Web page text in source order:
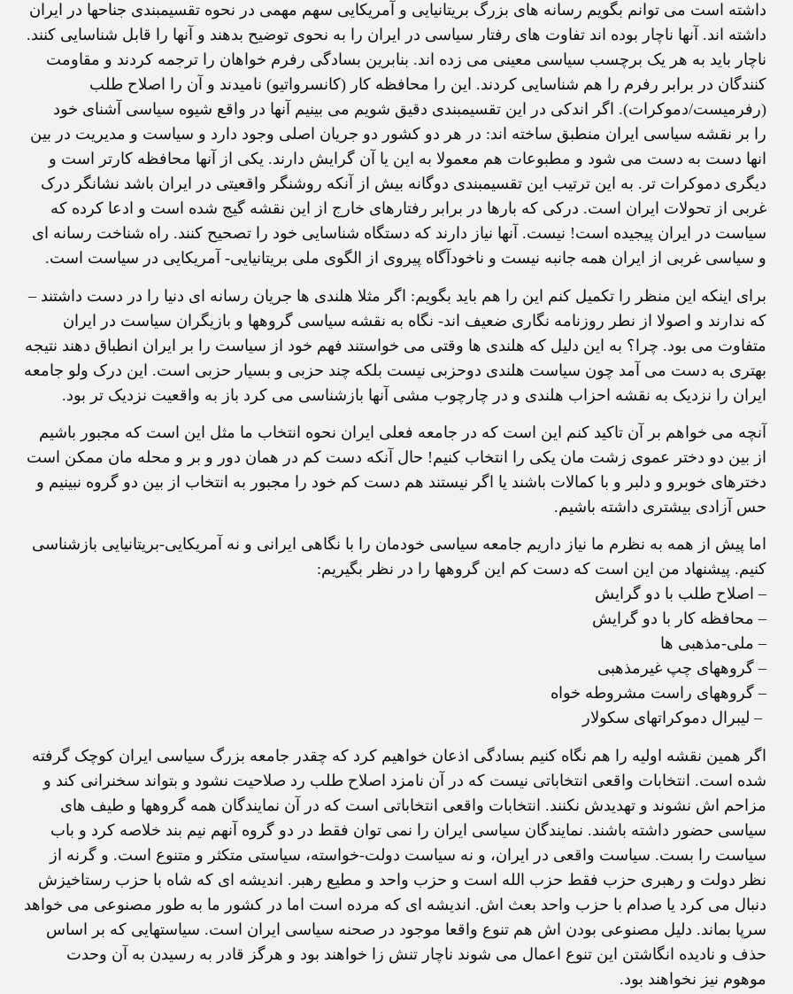
داشته است می توانم بگویم رسانه های بزرگ بریتانیایی و آمریکایی سهم مهمی در نحوه تقسیمبندی جناحها در ایران
داشته اند. آنها ناچار بوده اند تفاوت های رفتار سیاسی در ایران را به نحوی توضیح بدهند و آنها را قابل شناسایی کنند.
ناچار باید به هر یک برچسب سیاسی معینی می زده اند. بنابرین بسادگی رفرم خواهان را ترجمه کردند و مقاومت
کنندگان در برابر رفرم را هم شناسایی کردند. این را محافظه کار (کانسرواتیو) نامیدند و آن را اصلاح طلب
(رفرمیست/دموکرات). اگر اندکی در این تقسیمبندی دقیق شویم می بینیم آنها در واقع شیوه سیاسی آشنای خود
را بر نقشه سیاسی ایران منطبق ساخته اند: در هر دو کشور دو جریان اصلی وجود دارد و سیاست و مدیریت در بین
انها دست به دست می شود و مطبوعات هم معمولا به این یا آن گرایش دارند. یکی از آنها محافظه کارتر است و
دیگری دموکرات تر. به این ترتیب این تقسیمبندی دوگانه بیش از آنکه روشنگر واقعیتی در ایران باشد نشانگر درک
غربی از تحولات ایران است. درکی که بارها در برابر رفتارهای خارج از این نقشه گیج شده است و ادعا کرده که
سیاست در ایران پیجیده است! نیست. آنها نیاز دارند که دستگاه شناسایی خود را تصحیح کنند. راه شناخت رسانه ای
و سیاسی غربی از ایران همه جانبه نیست و ناخودآگاه پیروی از الگوی ملی بریتانیایی- آمریکایی در سیاست است.
برای اینکه این منظر را تکمیل کنم این را هم باید بگویم: اگر مثلا هلندی ها جریان رسانه ای دنیا را در دست داشتند –
که ندارند و اصولا از نطر روزنامه نگاری ضعیف اند- نگاه به نقشه سیاسی گروهها و بازیگران سیاست در ایران
متفاوت می بود. چرا؟ به این دلیل که هلندی ها وقتی می خواستند فهم خود از سیاست را بر ایران انطباق دهند نتیجه
بهتری به دست می آمد چون سیاست هلندی دوحزبی نیست بلکه چند حزبی و بسیار حزبی است. این درک ولو جامعه
ایران را نزدیک به نقشه احزاب هلندی و در چارچوب مشی آنها بازشناسی می کرد باز به واقعیت نزدیک تر بود.
آنچه می خواهم بر آن تاکید کنم این است که در جامعه فعلی ایران نحوه انتخاب ما مثل این است که مجبور باشیم
از بین دو دختر عموی زشت مان یکی را انتخاب کنیم! حال آنکه دست کم در همان دور و بر و محله مان ممکن است
دخترهای خوبرو و دلبر و با کمالات باشند یا اگر نیستند هم دست کم خود را مجبور به انتخاب از بین دو گروه نبینیم و
حس آزادی بیشتری داشته باشیم.
اما پیش از همه به نظرم ما نیاز داریم جامعه سیاسی خودمان را با نگاهی ایرانی و نه آمریکایی-بریتانیایی بازشناسی
کنیم. پیشنهاد من این است که دست کم این گروهها را در نظر بگیریم:
– اصلاح طلب با دو گرایش
– محافظه کار با دو گرایش
– ملی-مذهبی ها
– گروههای چپ غیرمذهبی
– گروههای راست مشروطه خواه
– لیبرال دموکراتهای سکولار
اگر همین نقشه اولیه را هم نگاه کنیم بسادگی اذعان خواهیم کرد که چقدر جامعه بزرگ سیاسی ایران کوچک گرفته
شده است. انتخابات واقعی انتخاباتی نیست که در آن نامزد اصلاح طلب رد صلاحیت نشود و بتواند سخنرانی کند و
مزاحم اش نشوند و تهدیدش نکنند. انتخابات واقعی انتخاباتی است که در آن نمایندگان همه گروهها و طیف های
سیاسی حضور داشته باشند. نمایندگان سیاسی ایران را نمی توان فقط در دو گروه آنهم نیم بند خلاصه کرد و باب
سیاست را بست. سیاست واقعی در ایران، و نه سیاست دولت-خواسته، سیاستی متکثر و متنوع است. و گرنه از
نظر دولت و رهبری حزب فقط حزب الله است و حزب واحد و مطیع رهبر. اندیشه ای که شاه با حزب رستاخیزش
دنبال می کرد یا صدام با حزب واحد بعث اش. اندیشه ای که مرده است اما در کشور ما به طور مصنوعی می خواهد
سرپا بماند. دلیل مصنوعی بودن اش هم تنوع واقعا موجود در صحنه سیاسی ایران است. سیاستهایی که بر اساس
حذف و نادیده انگاشتن این تنوع اعمال می شوند ناچار تنش زا خواهند بود و هرگز قادر به رسیدن به آن وحدت
موهوم نیز نخواهند بود.